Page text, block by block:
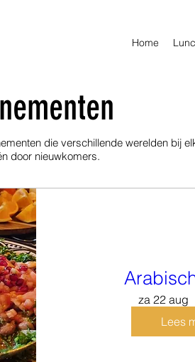
Home
die verschillende werelden bij
door nieuwkomers.
za 22 aug
Lees